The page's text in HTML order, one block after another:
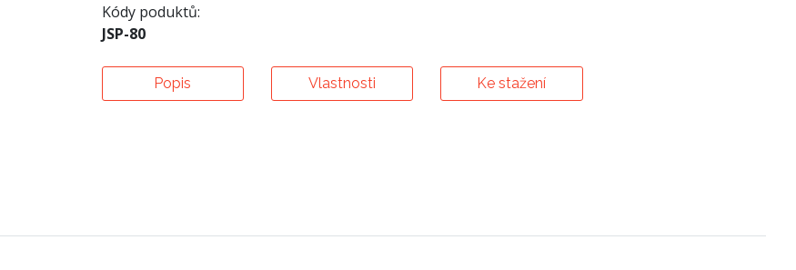
Kódy poduktů:
JSP-80
Popis Vlastnosti Ke stažení